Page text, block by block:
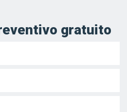
gratuito